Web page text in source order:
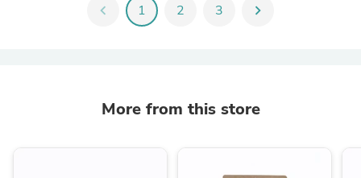
chevron_left 1 2 3 chevron_right
More from this store